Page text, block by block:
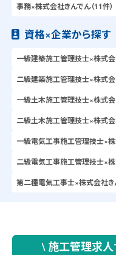
事務×株式会社きんでん（11件）
資格×企業から探す
一級建築施工管理技士×株式会
二級建築施工管理技士×株式会
一級土木施工管理技士×株式会
二級土木施工管理技士×株式会
一級電気工事施工管理技士×株
二級電気工事施工管理技士×株
第二種電気工事士×株式会社き
\ 施工管理求